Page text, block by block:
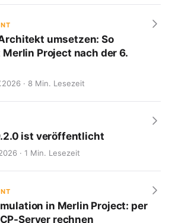
umsetzen: So
Project nach der 6.
· 8 Min. Lesezeit
ist veröffentlicht
· 1 Min. Lesezeit
in Merlin Project: per
Server rechnen